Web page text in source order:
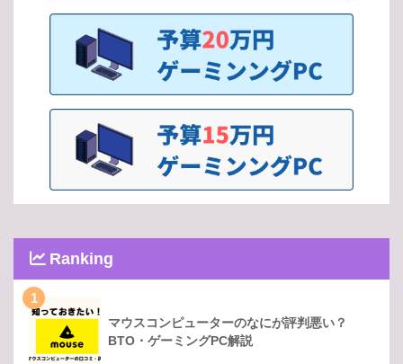
Ranking
1
マウスコンピューターのなにが評判悪い？
BTO・ゲーミングPC解説